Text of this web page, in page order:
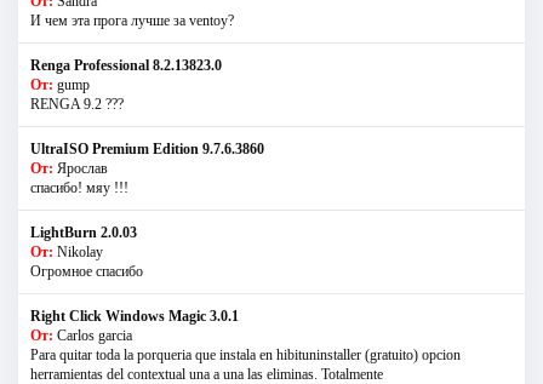
И чем эта прога лучше за ventoy?
Renga Professional 8.2.13823.0
От: gump
RENGA 9.2 ???
UltraISO Premium Edition 9.7.6.3860
От: Ярослав
спасибо! мяу !!!
LightBurn 2.0.03
От: Nikolay
Огромное спасибо
Right Click Windows Magic 3.0.1
От: Carlos garcia
Para quitar toda la porqueria que instala en hibituninstaller (gratuito) opcion
herramientas del contextual una a una las eliminas. Totalmente